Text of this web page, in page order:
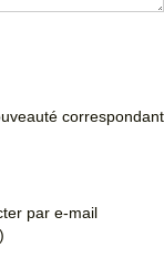
correspondant
par e-mail